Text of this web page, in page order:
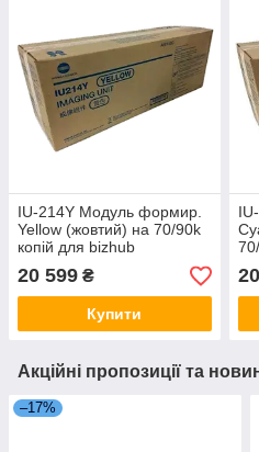
IU-214Y Модуль формир.
Yellow (жовтий) на 70/90k
копій для bizhub
C227/C287
20 599 ₴
Купити
Акційні пропозиції та
–17%